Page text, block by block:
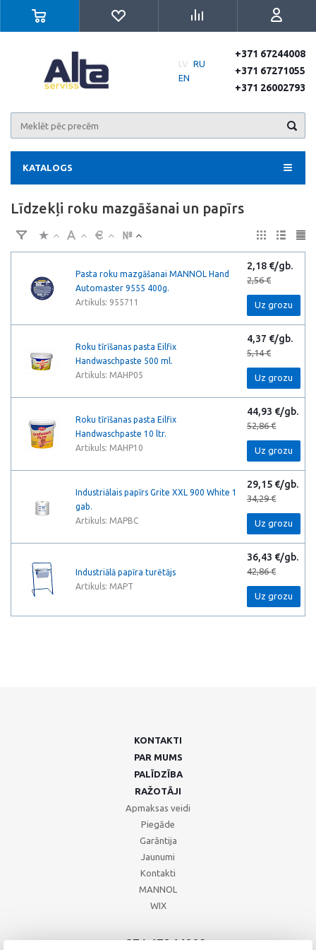
LV RU
EN
+371 67244008
+371 67271055
+371 26002793
KATALOGS
Līdzekļi roku mazgāšanai un papīrs
Pasta roku mazgāšanai MANNOL Hand
Automaster 9555 400g.
Artikuls: 955711
2,18 €/gb.
2,56 €
Uz grozu
Roku tīrīšanas pasta Eilfix
Handwaschpaste 500 ml.
Artikuls: MAHP05
4,37 €/gb.
5,14 €
Uz grozu
Roku tīrīšanas pasta Eilfix
Handwaschpaste 10 ltr.
Artikuls: MAHP10
44,93 €/gb.
52,86 €
Uz grozu
Industriālais papīrs Grite XXL 900 White 1
gab.
Artikuls: MAPBC
29,15 €/gb.
34,29 €
Uz grozu
Industriālā papīra turētājs
Artikuls: MAPT
36,43 €/gb.
42,86 €
Uz grozu
KONTAKTI
PAR MUMS
PALĪDZĪBA
RAŽOTĀJI
Apmaksas veidi
Piegāde
Garāntija
Jaunumi
Kontakti
MANNOL
WIX
+371 67244008